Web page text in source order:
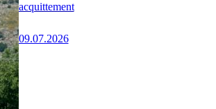
acquittement
09.07.2026